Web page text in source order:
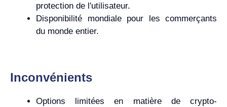
protection de l'utilisateur.
Disponibilité mondiale pour les commerçants
du monde entier.
Inconvénients
Options limitées en matière de crypto-